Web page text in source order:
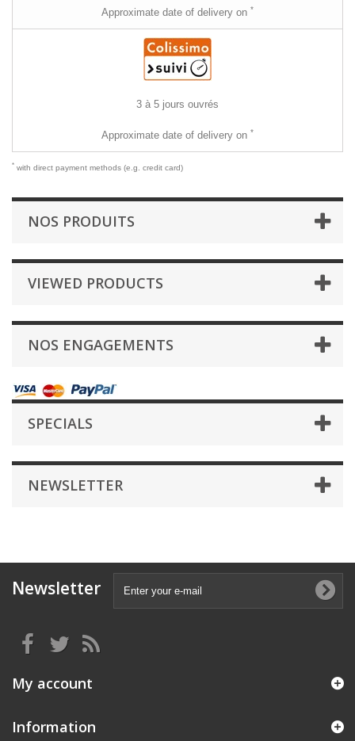
Approximate date of delivery on *
3 à 5 jours ouvrés
Approximate date of delivery on *
* with direct payment methods (e.g. credit card)
NOS PRODUITS
VIEWED PRODUCTS
NOS ENGAGEMENTS
SPECIALS
NEWSLETTER
Newsletter
My account
Information